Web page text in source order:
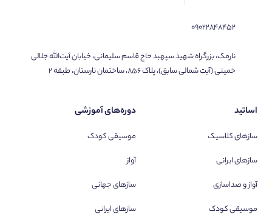
۰۹۰۲۲۸۴۸۴۵۲
نارمک، بزرگراه شهید سپهبد حاج قاسم سلیمانی، خیابان آیت‌الله جلالی
خمینی (آیت شمالی سابق)، پلاک ۸۵۶، ساختمان نارستان، طبقه ۲
اساتید
سازهای کلاسیک
سازهای ایرانی
آواز و صداسازی
موسیقی کودک
دوره‌های آموزشی
موسیقی کودک
آواز
سازهای جهانی
سازهای ایرانی